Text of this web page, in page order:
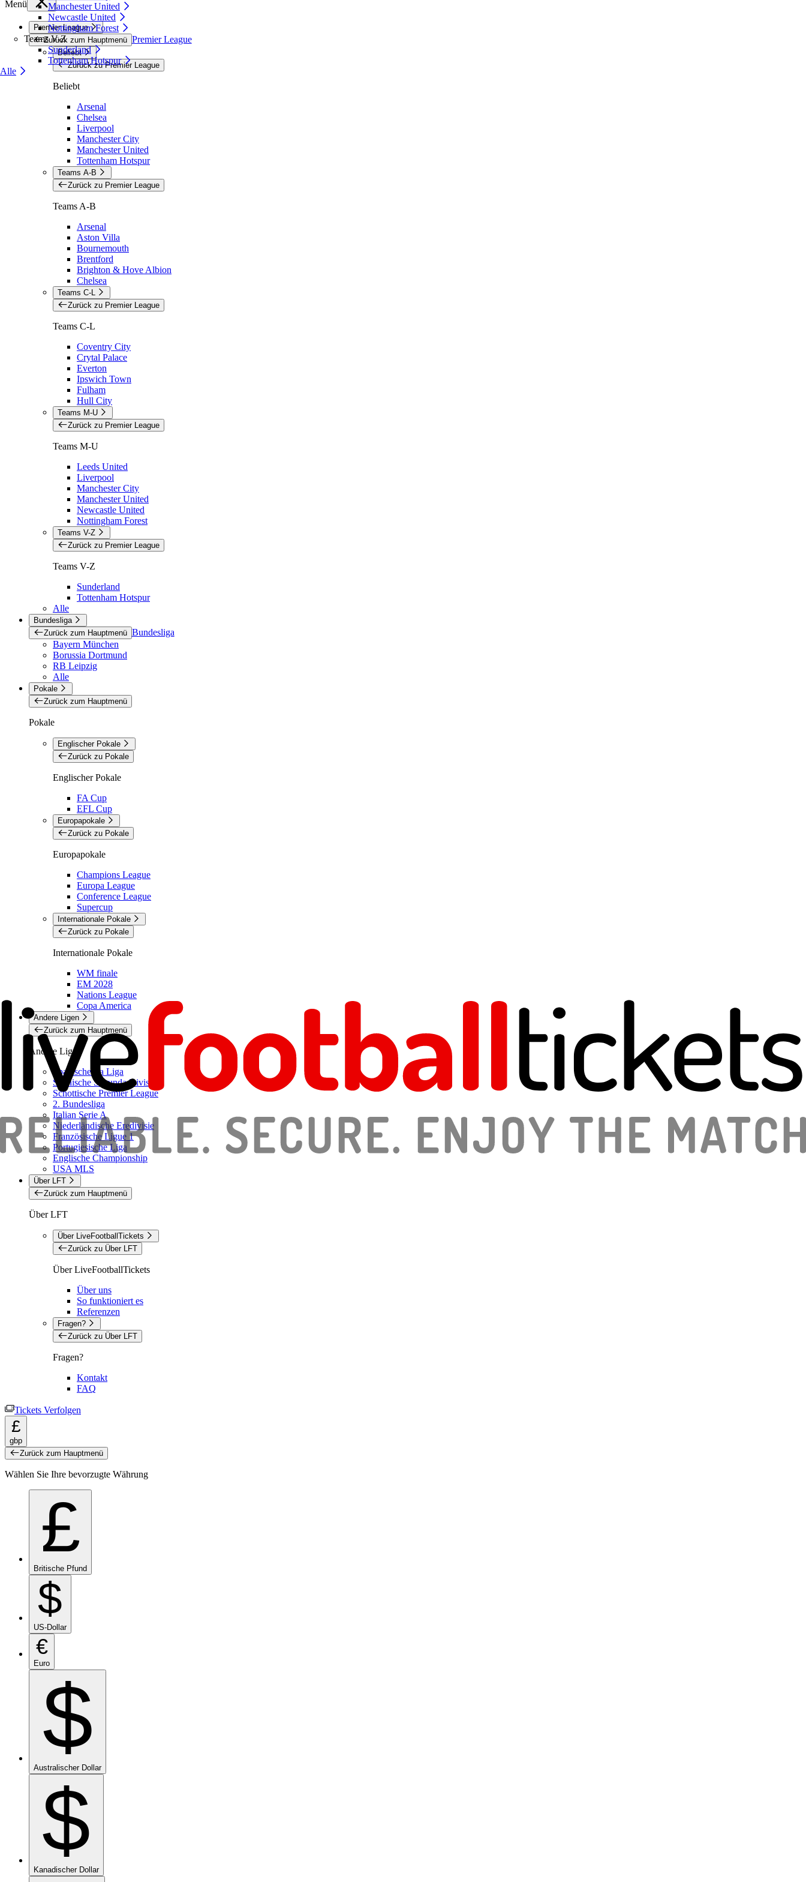
Manchester United
Newcastle United
Nottingham Forest
Teams V-Z
Sunderland
Tottenham Hotspur
Alle
Menü
Premier League
Zurück zum Hauptmenü Premier League
Beliebt
Zurück zu Premier League
Beliebt
Arsenal
Chelsea
Liverpool
Manchester City
Manchester United
Tottenham Hotspur
Teams A-B
Zurück zu Premier League
Teams A-B
Arsenal
Aston Villa
Bournemouth
Brentford
Brighton & Hove Albion
Chelsea
Teams C-L
Zurück zu Premier League
Teams C-L
Coventry City
Crytal Palace
Everton
Ipswich Town
Fulham
Hull City
Teams M-U
Zurück zu Premier League
Teams M-U
Leeds United
Liverpool
Manchester City
Manchester United
Newcastle United
Nottingham Forest
Teams V-Z
Zurück zu Premier League
Teams V-Z
Sunderland
Tottenham Hotspur
Alle
Bundesliga
Zurück zum Hauptmenü Bundesliga
Bayern München
Borussia Dortmund
RB Leipzig
Alle
Pokale
Zurück zum Hauptmenü
Pokale
Englischer Pokale
Zurück zu Pokale
Englischer Pokale
FA Cup
EFL Cup
Europapokale
Zurück zu Pokale
Europapokale
Champions League
Europa League
Conference League
Supercup
Internationale Pokale
Zurück zu Pokale
Internationale Pokale
WM finale
EM 2028
Nations League
Copa America
Andere Ligen
Zurück zum Hauptmenü
Andere Ligen
Spanische La Liga
Spanische Segunda Division
Schottische Premier League
2. Bundesliga
Italian Serie A
Niederländische Eredivisie
Französische Ligue 1
Portugiesische Liga
Englische Championship
USA MLS
Über LFT
Zurück zum Hauptmenü
Über LFT
Über LiveFootballTickets
Zurück zu Über LFT
Über LiveFootballTickets
Über uns
So funktioniert es
Referenzen
Fragen?
Zurück zu Über LFT
Fragen?
Kontakt
FAQ
Tickets Verfolgen
£
gbp
Zurück zum Hauptmenü
Wählen Sie Ihre bevorzugte Währung
£
Britische Pfund
$
US-Dollar
€
Euro
$
Australischer Dollar
$
Kanadischer Dollar